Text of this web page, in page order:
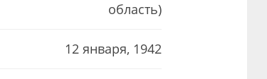
область)
12 января, 1942